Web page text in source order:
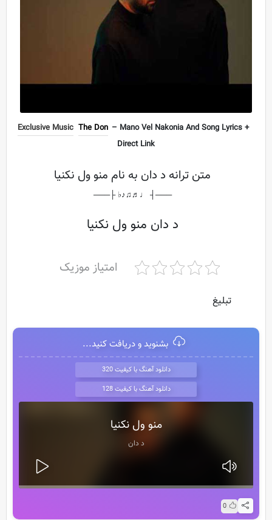
Exclusive Music The Don – Mano Vel Nakonia And Song Lyrics +
Direct Link
متن ترانه د دان به نام منو ول نکنیا
───┤ ♩♬♫♪♭ ├───
د دان منو ول نکنیا
امتیاز موزیک
تبلیغ
بشنوید و دریافت کنید...
دانلود آهنگ با کیفیت 320
دانلود آهنگ با کیفیت 128
منو ول نکنیا
د دان
0